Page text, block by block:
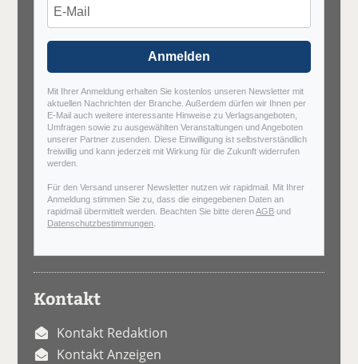
Anmelden
Mit Ihrer Anmeldung erhalten Sie kostenlos unseren Newsletter mit
aktuellen Nachrichten der Branche. Außerdem dürfen wir Ihnen per
E-Mail auch weitere interessante Hinweise zu Verlagsangeboten,
Umfragen sowie zu ausgewählten Veranstaltungen und Angeboten
unserer Partner zusenden. Diese Einwilligung ist selbstverständlich
freiwillig und kann jederzeit mit Wirkung für die Zukunft widerrufen
werden.
Für den Versand unserer Newsletter nutzen wir rapidmail. Mit Ihrer
Anmeldung stimmen Sie zu, dass die eingegebenen Daten an
rapidmail übermittelt werden. Beachten Sie bitte derenAGB und
Datenschutzbestimmungen
Kontakt
Kontakt Redaktion
Kontakt Anzeigen